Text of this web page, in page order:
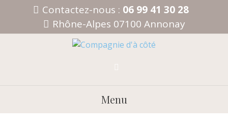
Contactez-nous : 06 99 41 30 28
Rhône-Alpes 07100 Annonay
Menu